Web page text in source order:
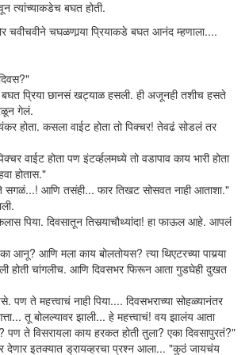
त्यांच्याकडेच बघत होती.
चवीचवीने चघळणार्‍या प्रियाकडे बघत आनंद म्हणाला....
प्रिया छानसं खट्याळ हसली. ही अजूनही तशीच हसते
गेलं.
होता. कसला वाईट होता तो पिक्चर! तेवढं सोडलं तर
वाईट होता पण इंटर्व्हलमध्ये तो वडापाव काय भारी होता
होतास."
सगळं...! आणि तसंही... फार तिखट सोसवत नाही आताशा."
पिया. दिवसातून तिसर्‍याचौथ्यांदा! हा फाऊल आहे. आपलं
आनू? आणि मला काय बोलतोयस? त्या थिएटरच्या पायर्‍या
होती चांगलीच. आणि दिवसभर फिरून आता गुडघेही दुखत
ते महत्त्वाचं नाही पिया.... दिवसभराच्या सोहळ्यानंतर
तू बोलल्यावर झाली... हे महत्त्वाचं! वय झालंय आता
पण ते विसरायला काय हरकत होती तुला? एका दिवसापुरतं?"
देणार इतक्यात ड्रायव्हरचा प्रश्न आला... "कुठं जायचंय